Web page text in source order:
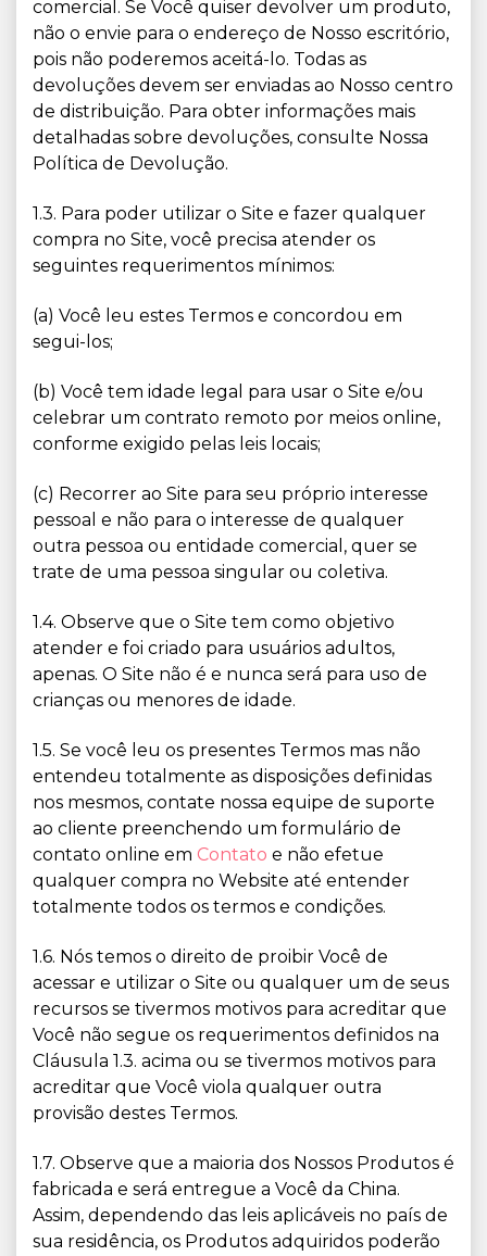
comercial. Se Você quiser devolver um produto,
não o envie para o endereço de Nosso escritório,
pois não poderemos aceitá-lo. Todas as
devoluções devem ser enviadas ao Nosso centro
de distribuição. Para obter informações mais
detalhadas sobre devoluções, consulte Nossa
Política de Devolução.
1.3. Para poder utilizar o Site e fazer qualquer
compra no Site, você precisa atender os
seguintes requerimentos mínimos:
(a) Você leu estes Termos e concordou em
segui-los;
(b) Você tem idade legal para usar o Site e/ou
celebrar um contrato remoto por meios online,
conforme exigido pelas leis locais;
(c) Recorrer ao Site para seu próprio interesse
pessoal e não para o interesse de qualquer
outra pessoa ou entidade comercial, quer se
trate de uma pessoa singular ou coletiva.
1.4. Observe que o Site tem como objetivo
atender e foi criado para usuários adultos,
apenas. O Site não é e nunca será para uso de
crianças ou menores de idade.
1.5. Se você leu os presentes Termos mas não
entendeu totalmente as disposições definidas
nos mesmos, contate nossa equipe de suporte
ao cliente preenchendo um formulário de
contato online em Contato e não efetue
qualquer compra no Website até entender
totalmente todos os termos e condições.
1.6. Nós temos o direito de proibir Você de
acessar e utilizar o Site ou qualquer um de seus
recursos se tivermos motivos para acreditar que
Você não segue os requerimentos definidos na
Cláusula 1.3. acima ou se tivermos motivos para
acreditar que Você viola qualquer outra
provisão destes Termos.
1.7. Observe que a maioria dos Nossos Produtos é
fabricada e será entregue a Você da China.
Assim, dependendo das leis aplicáveis no país de
sua residência, os Produtos adquiridos poderão